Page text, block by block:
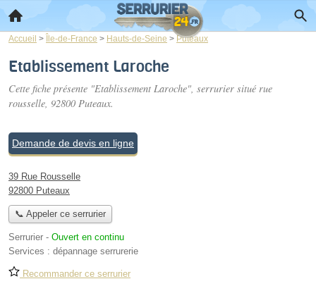
Accueil > Île-de-France > Hauts-de-Seine > Puteaux
Etablissement Laroche
Cette fiche présente "Etablissement Laroche", serrurier situé rue
rousselle, 92800 Puteaux.
Demande de devis en ligne
39 Rue Rousselle
92800 Puteaux
📞 Appeler ce serrurier
Serrurier - Ouvert en continu
Services : dépannage serrurerie
Recommander ce serrurier